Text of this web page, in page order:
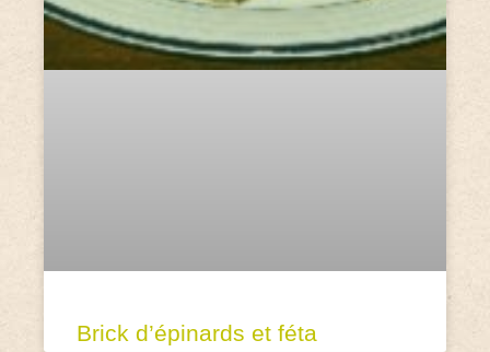
Brick d’épinards et féta